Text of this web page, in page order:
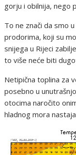
gorju i obilnija, nego
To ne znači da smo
prodorima, koji su
snijega u Rijeci
to više neće biti
Netipična toplina za
posebno u
otocima naročito
hladnog mora